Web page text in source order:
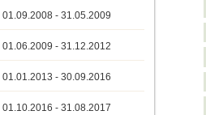
01.09.2008 - 31.05.2009
01.06.2009 - 31.12.2012
01.01.2013 - 30.09.2016
01.10.2016 - 31.08.2017